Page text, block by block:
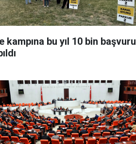
kampına bu yıl 10 bin başvuru